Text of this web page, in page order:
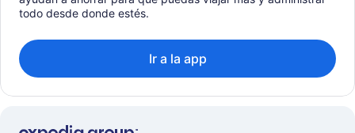
todo desde donde estés.
Ir a la app